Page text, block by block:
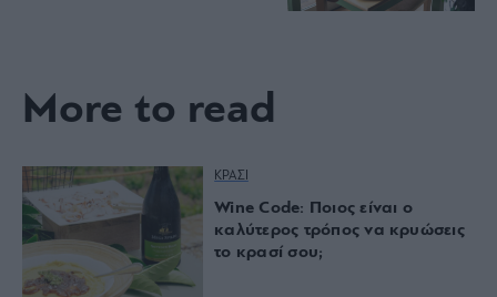
More to read
ΚΡΑΣΙ
Wine Code: Ποιος είναι ο
καλύτερος τρόπος να κρυώσεις
το κρασί σου;